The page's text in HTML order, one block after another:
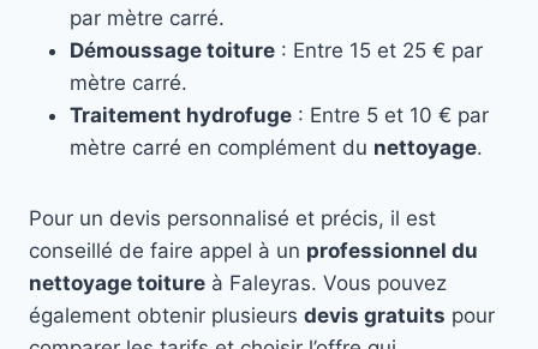
par mètre carré.
Démoussage toiture : Entre 15 et 25 € par
mètre carré.
Traitement hydrofuge : Entre 5 et 10 € par
mètre carré en complément du nettoyage.
Pour un devis personnalisé et précis, il est
conseillé de faire appel à un professionnel du
nettoyage toiture à Faleyras. Vous pouvez
également obtenir plusieurs devis gratuits pour